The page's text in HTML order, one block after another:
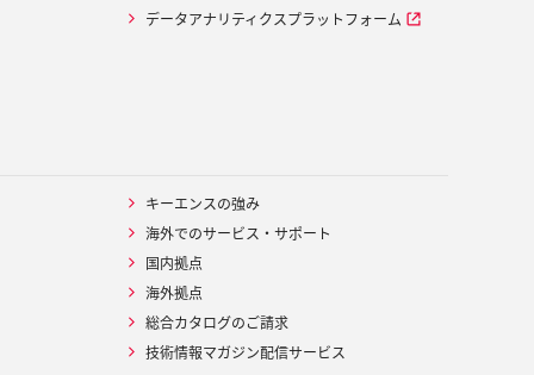
データアナリティクスプラットフォーム
キーエンスの強み
海外でのサービス・サポート
国内拠点
海外拠点
総合カタログのご請求
技術情報マガジン配信サービス